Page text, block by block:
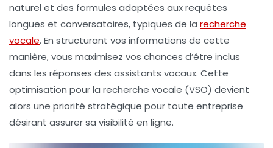
naturel et des formules adaptées aux requêtes
longues et conversatoires, typiques de la recherche
vocale. En structurant vos informations de cette
manière, vous maximisez vos chances d’être inclus
dans les réponses des assistants vocaux. Cette
optimisation pour la recherche vocale (VSO) devient
alors une priorité stratégique pour toute entreprise
désirant assurer sa visibilité en ligne.